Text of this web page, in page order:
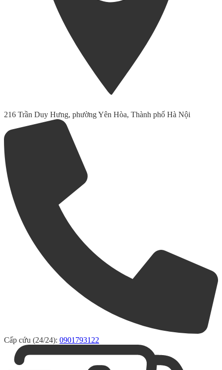
216 Trần Duy Hưng, phường Yên Hòa, Thành phố Hà Nội
Cấp cứu (24/24): 0901793122